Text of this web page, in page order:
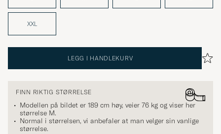
XXL
LEGG I HANDLEKURV
FINN RIKTIG STØRRELSE
Modellen på bildet er 189 cm høy, veier 76 kg og viser her
størrelse M.
Normal i størrelsen, vi anbefaler at man velger sin vanlige
størrelse.